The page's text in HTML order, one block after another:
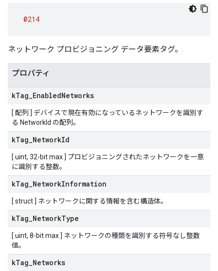
@214
ネットワーク プロビジョニング データ要素タグ。
プロパティ
kTag EnabledNetworks
[ 配列 ] デバイスで現在有効になっているネットワークを識別す
る NetworkId の配列。
kTag NetworkId
[ uint, 32-bit max ] プロビジョニングされたネットワークを一意
に識別する整数。
kTag NetworkInformation
[ struct ] ネットワークに関する情報を含む構造体。
kTag NetworkType
[ uint, 8-bit max ] ネットワークの種類を識別する符号なし整数
値。
kTag Networks